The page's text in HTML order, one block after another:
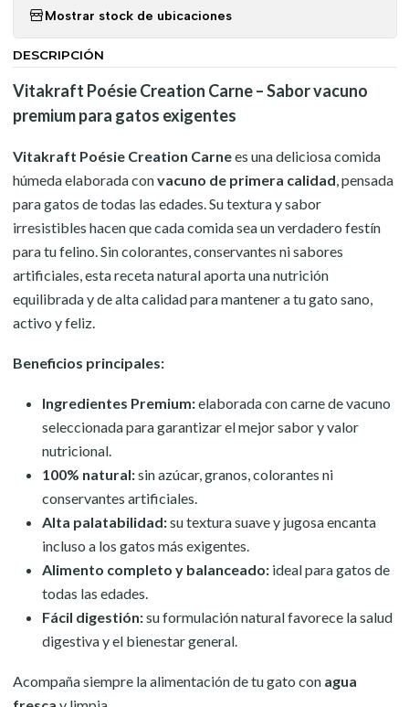
Mostrar stock de ubicaciones
DESCRIPCIÓN
Vitakraft Poésie Creation Carne – Sabor vacuno
premium para gatos exigentes
Vitakraft Poésie Creation Carnees una deliciosa comida
húmeda elaborada convacuno de primera calidad, pensada
para gatos de todas las edades. Su textura y sabor
irresistibles hacen que cada comida sea un verdadero festín
para tu felino. Sin colorantes, conservantes ni sabores
artificiales, esta receta natural aporta una nutrición
equilibrada y de alta calidad para mantener a tu gato sano,
activo y feliz.
Beneficios principales:
Ingredientes Premium:elaborada con carne de vacuno
seleccionada para garantizar el mejor sabor y valor
nutricional.
100% natural:sin azúcar, granos, colorantes ni
conservantes artificiales.
Alta palatabilidad:su textura suave y jugosa encanta
incluso a los gatos más exigentes.
Alimento completo y balanceado:ideal para gatos de
todas las edades.
Fácil digestión:su formulación natural favorece la salud
digestiva y el bienestar general.
Acompaña siempre la alimentación de tu gato con agua